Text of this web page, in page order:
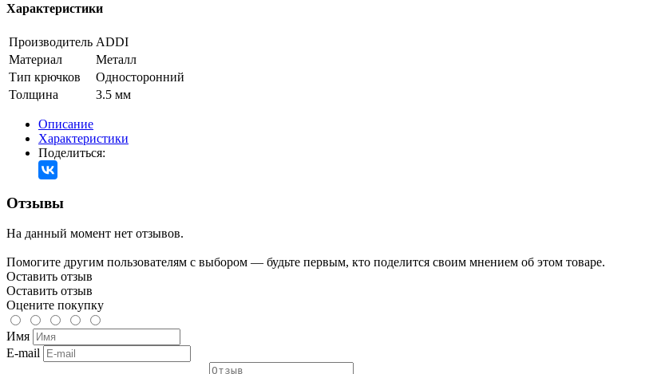
Характеристики
Производитель ADDI
Материал
Металл
Тип крючков
Односторонний
Толщина
3.5 мм
Описание
Характеристики
Поделиться:
Отзывы
На данный момент нет отзывов.
Помогите другим пользователям с выбором — будьте первым, кто поделится своим мнением об этом товаре.
Оставить отзыв
Оставить отзыв
Оцените покупку
Имя
E-mail